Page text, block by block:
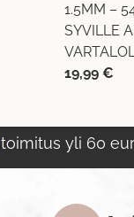
1.5MM –
SYVILLE
19,99 €
toimitus yli 60